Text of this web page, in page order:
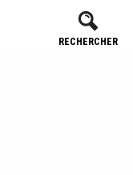
RECHERCHER